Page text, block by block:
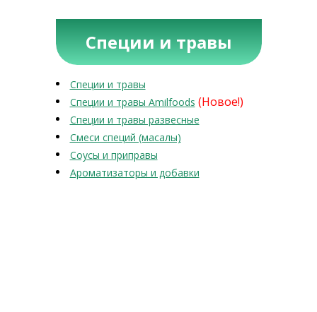
Специи и травы
Специи и травы
Специи и травы Amilfoods (Новое!)
Специи и травы развесные
Смеси специй (масалы)
Соусы и приправы
Ароматизаторы и добавки